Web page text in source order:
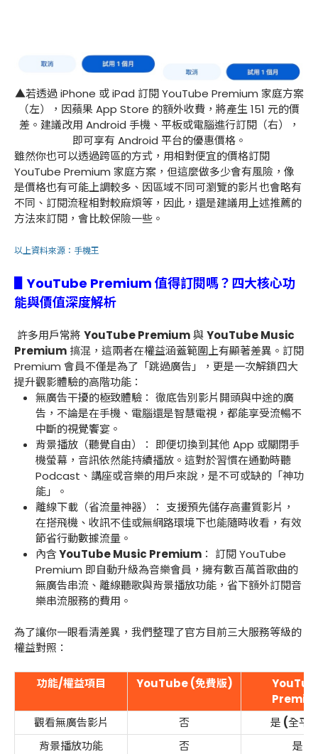
▲若透過 iPhone 或 iPad 訂閱 YouTube Premium 家庭方案
（左），因蘋果 App Store 的額外收費，將產生 151 元的價
差。建議改用 Android 手機、平板或電腦進行訂閱（右），
即可享有 Android 平台的優惠價格。
雖然你也可以透過跨區的方式，用相對便宜的價格訂閱
YouTube Premium 家庭方案，但這麼做多少會有風險，像
是價格也有可能上調較多、因區域不同可瀏覽的影片也會略有
不同、訂閱流程相對較麻煩等，因此，還是建議用上述推薦的
方法來訂閱，會比較保險一些。
以上資料來源： 手機王
▋YouTube Premium 值得訂閱嗎？四大核心功
能與價值深度解析
許多用戶常將 YouTube Premium與YouTube Music
Premium 搞混，這兩者在權益涵蓋範圍上有顯著差異。訂閱
Premium 會員不僅是為了「跳過廣告」，更是一次解鎖四大
提升觀影體驗的高階功能：
無廣告干擾的極致體驗： 徹底告別影片開頭與中途的廣
告，不論是在手機、電腦還是智慧電視，都能享受流暢不
中斷的視覺饗宴。
背景播放（聽覺自由）： 即便切換到其他 App 或關閉手
機螢幕，音訊依然能持續播放。這對於習慣在通勤時聽
Podcast、講座或音樂的用戶來說，是不可或缺的「神功
能」。
離線下載（省流量神器）： 支援預先儲存高畫質影片，
在搭飛機、收訊不佳或無網路環境下也能隨時收看，有效
節省行動數據流量。
內含YouTube Music Premium ： 訂閱 YouTube
Premium 即自動升級為音樂會員，擁有數百萬首歌曲的
無廣告串流、離線聽歌與背景播放功能，省下額外訂閱音
樂串流服務的費用。
為了讓你一眼看清差異，我們整理了官方目前三大服務等級的
權益對照：
功能/權益項目 YouTube (免費版)
觀看無廣告影片
否 是 (全平
背景播放功能
否
是